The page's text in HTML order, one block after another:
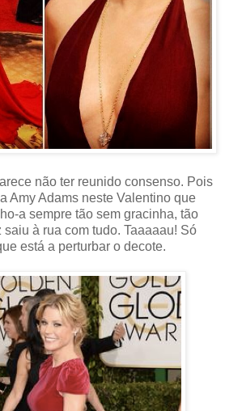
não ter reunido consenso. Pois
Amy Adams neste Valentino que
a sempre tão sem gracinha, tão
à rua com tudo. Taaaaau! Só
está a perturbar o decote.